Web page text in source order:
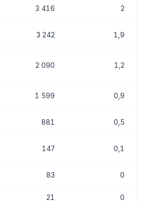
3 416 2
3 242 1,9
2 090 1,2
1 599 0,9
881 0,5
147 0,1
83 0
21 0